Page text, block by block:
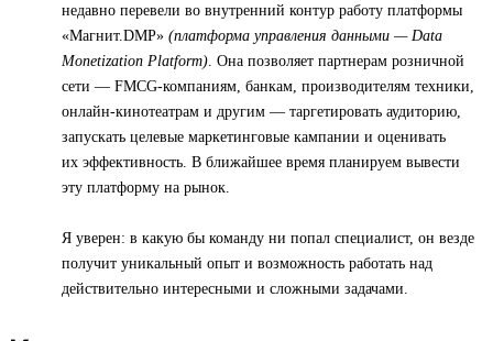
недавно перевели во внутренний контур работу платформы
«Магнит.DMP» (платформа управления данными — Data
Monetization Platform). Она позволяет партнерам розничной
сети — FMCG-компаниям, банкам, производителям техники,
онлайн-кинотеатрам и другим — таргетировать аудиторию,
запускать целевые маркетинговые кампании и оценивать
их эффективность. В ближайшее время планируем вывести
эту платформу на рынок.
Я уверен: в какую бы команду ни попал специалист, он везде
получит уникальный опыт и возможность работать над
действительно интересными и сложными задачами.